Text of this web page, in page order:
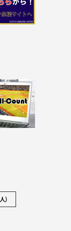
）